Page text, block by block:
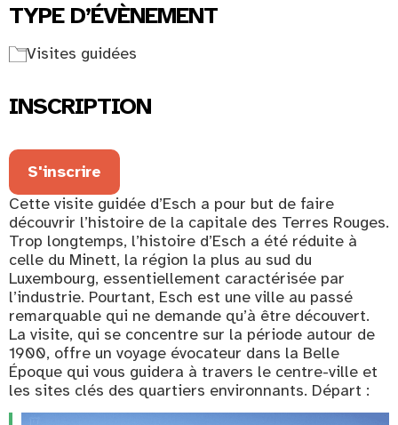
TYPE D’ÉVÈNEMENT
Visites guidées
INSCRIPTION
S'inscrire
Cette visite guidée d’Esch a pour but de faire
découvrir l’histoire de la capitale des Terres Rouges.
Trop longtemps, l’histoire d’Esch a été réduite à
celle du Minett, la région la plus au sud du
Luxembourg, essentiellement caractérisée par
l’industrie. Pourtant, Esch est une ville au passé
remarquable qui ne demande qu’à être découvert.
La visite, qui se concentre sur la période autour de
1900, offre un voyage évocateur dans la Belle
Époque qui vous guidera à travers le centre-ville et
les sites clés des quartiers environnants. Départ :